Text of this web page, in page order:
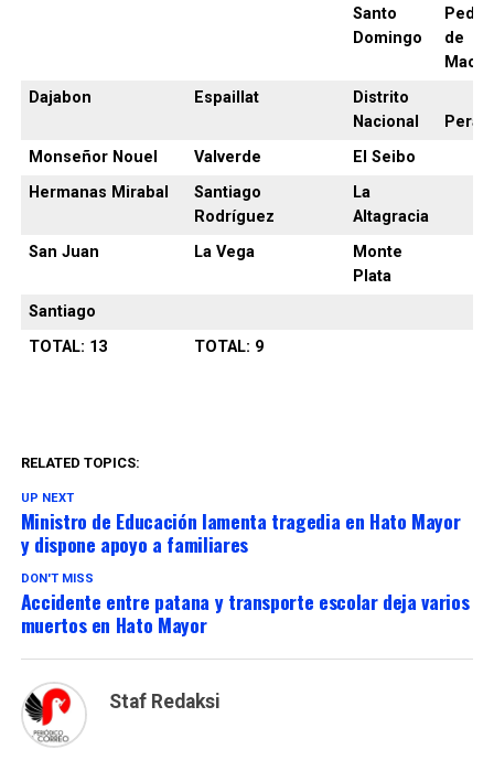
Santo
Domingo
Pedro
de
Dajabon
Espaillat
Distrito
Nacional
Monseñor Nouel
Valverde
El Seibo
Hermanas Mirabal
Santiago
Rodríguez
La
Altagracia
San Juan
La Vega
Monte
Plata
Santiago
TOTAL: 13
TOTAL: 9
RELATED TOPICS:
UP NEXT
Ministro de Educación lamenta tragedia en Hato Mayor
y dispone apoyo a familiares
DON'T MISS
Accidente entre patana y transporte escolar deja varios
muertos en Hato Mayor
Staf Redaksi